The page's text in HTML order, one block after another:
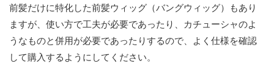
前髪だけに特化した前髪ウィッグ（バングウィッグ）もあり
ますが、使い方で工夫が必要であったり、カチューシャのよ
うなものと併用が必要であったりするので、よく仕様を確認
して購入するようにしてください。